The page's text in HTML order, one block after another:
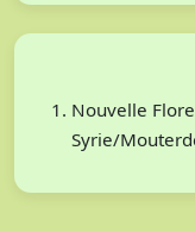
Nouvelle
Syrie/